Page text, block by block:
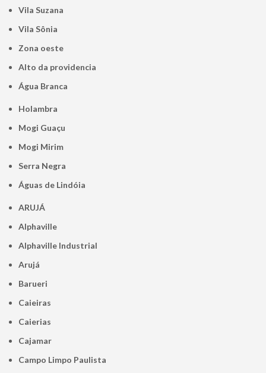
Vila Suzana
Vila Sônia
Zona oeste
alto da providencia
Água Branca
Holambra
Mogi Guaçu
Mogi Mirim
Serra Negra
Águas de Lindóia
ARUJÁ
Alphaville
Alphaville Industrial
Arujá
Barueri
Caieiras
Caierias
Cajamar
Campo Limpo Paulista